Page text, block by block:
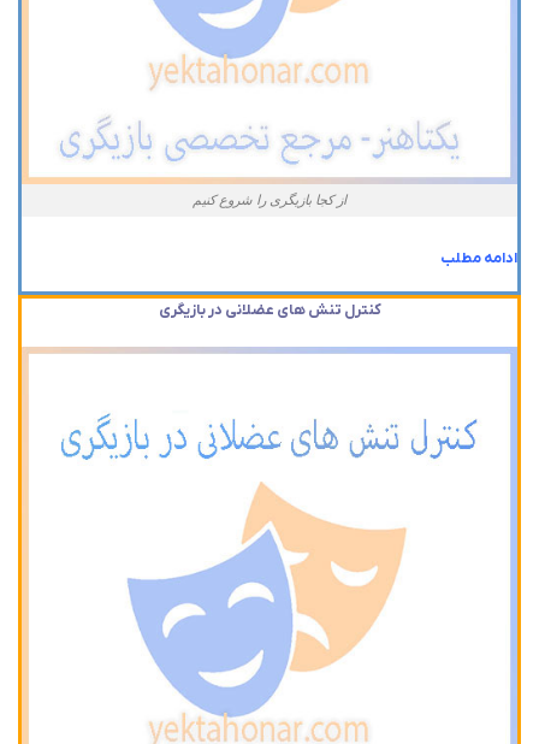
از کجا بازیگری را شروع کنیم
ادامه مطلب
کنترل تنش های عضلانی در بازیگری